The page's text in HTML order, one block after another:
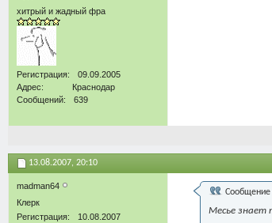
хитрый и жадный фра
Регистрация
09.09.2005
Адрес
Краснодар
Сообщений
639
13.08.2007, 20:10
madman64
Клерк
Регистрация
10.08.2007
Сообщение
Месье знает